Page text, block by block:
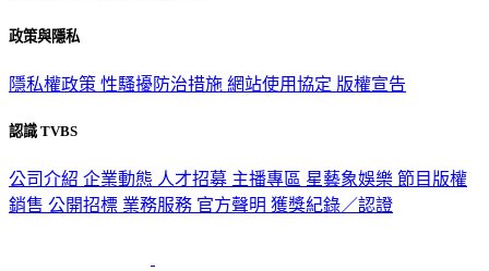
政策與隱私
隱私權政策 性騷擾防治措施 網站使用協定 版權宣告
認識 TVBS
公司介紹 企業動態 人才招募 主播專區 星藝象娛樂 節目版權
銷售 公開招標 業務服務 官方聲明 獲獎紀錄／認證